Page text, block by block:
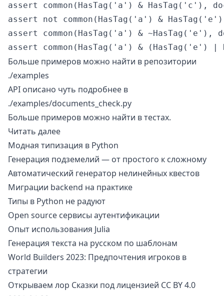
assert common(HasTag('a') & HasTag('c'),
assert not common(HasTag('a') &
assert common(HasTag('a') & ~HasTag('e'),
Больше примеров можно найти в репозитории
./examples
API описано чуть подробнее в
./examples/documents_check.py
Больше примеров можно найти втестах.
Читать далее
Модная типизация в Python
Генерация подземелий — от простого к сложному
Автоматический генератор нелинейных квестов
Миграции backend на практике
Типы в Python не радуют
Open source сервисы аутентификации
Опыт использования Julia
Генерация текста на русском по шаблонам
World Builders 2023: Предпочтения игроков в
стратегии
Открываем лор Сказки под лицензией CC BY 4.0